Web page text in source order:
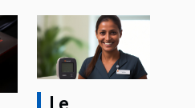
Le